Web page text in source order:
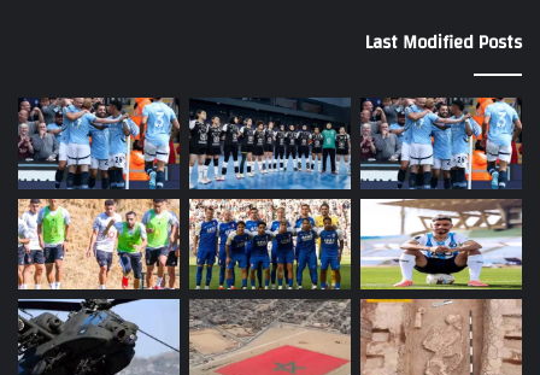
Last Modified Posts